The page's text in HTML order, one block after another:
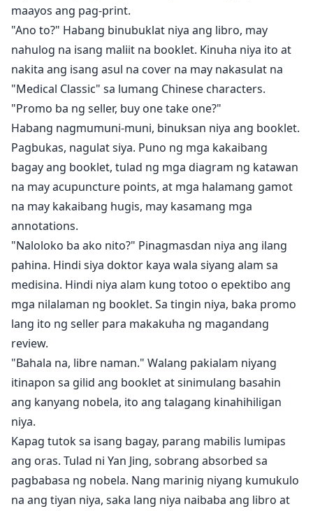
maayos ang pag-print.
"Ano to?" Habang binubuklat niya ang libro, may
nahulog na isang maliit na booklet. Kinuha niya ito at
nakita ang isang asul na cover na may nakasulat na
"Medical Classic" sa lumang Chinese characters.
"Promo ba ng seller, buy one take one?"
Habang nagmumuni-muni, binuksan niya ang booklet.
Pagbukas, nagulat siya. Puno ng mga kakaibang
bagay ang booklet, tulad ng mga diagram ng katawan
na may acupuncture points, at mga halamang gamot
na may kakaibang hugis, may kasamang mga
annotations.
"Naloloko ba ako nito?" Pinagmasdan niya ang ilang
pahina. Hindi siya doktor kaya wala siyang alam sa
medisina. Hindi niya alam kung totoo o epektibo ang
mga nilalaman ng booklet. Sa tingin niya, baka promo
lang ito ng seller para makakuha ng magandang
review.
"Bahala na, libre naman." Walang pakialam niyang
itinapon sa gilid ang booklet at sinimulang basahin
ang kanyang nobela, ito ang talagang kinahihiligan
niya.
Kapag tutok sa isang bagay, parang mabilis lumipas
ang oras. Tulad ni Yan Jing, sobrang absorbed sa
pagbabasa ng nobela. Nang marinig niyang kumukulo
na ang tiyan niya, saka lang niya naibaba ang libro at